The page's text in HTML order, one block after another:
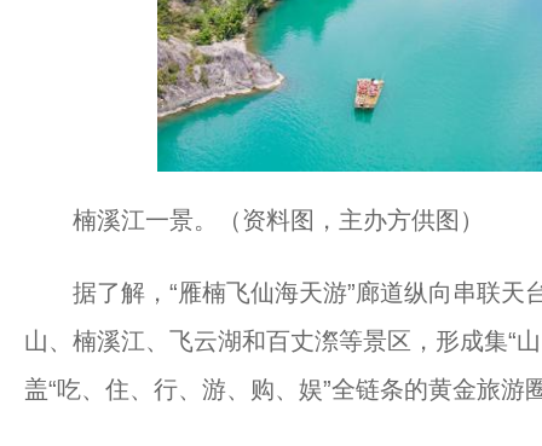
楠溪江一景。（资料图，主办方供图）
据了解，“雁楠飞仙海天游”廊道纵向串联天
山、楠溪江、飞云湖和百丈漈等景区，形成集“
盖“吃、住、行、游、购、娱”全链条的黄金旅游